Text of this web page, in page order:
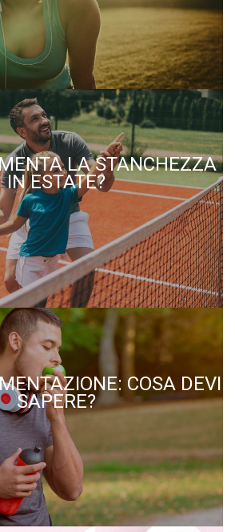
LA STANCHEZZA
IN ESTATE?
COSA DEVI
SAPERE?